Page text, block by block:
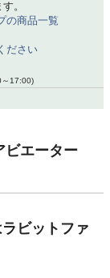
。
の商品一覧
ださい
～17:00)
ビエーター
ビットファ